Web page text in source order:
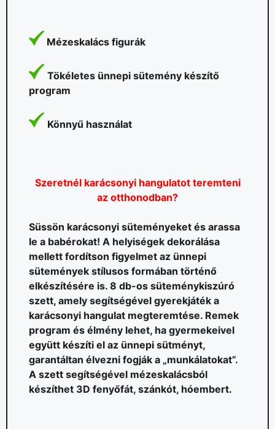
Mézeskalács figurák
Tökéletes ünnepi sütemény készítő
program
Könnyű használat
Szeretnél karácsonyi hangulatot teremteni
az otthonodban?
Süssön karácsonyi süteményeket és arassa
le a babérokat! A helyiségek dekorálása
mellett fordítson figyelmet az ünnepi
sütemények stílusos formában történő
elkészítésére is. 8 db-os süteménykiszúró
szett, amely segítségével gyerekjáték a
karácsonyi hangulat megteremtése. Remek
program és élmény lehet, ha gyermekeivel
együtt készíti el az ünnepi sütményt,
garantáltan élvezni fogják a „munkálatokat”.
A szett segítségével mézeskalácsból
készíthet 3D fenyőfát, szánkót, hóembert.